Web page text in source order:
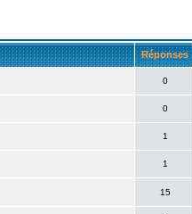
Réponses
0
0
1
1
15